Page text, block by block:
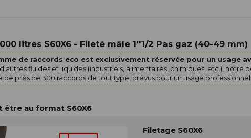
litres S60X6 - Fileté mâle 1''1/2 Pas gaz (40-49 mm)
de raccords eco est exclusivement réservée pour un usage
fluides et liquides (industriels, alimentaires, chimiques, etc.), notre
près de 300 raccords de tout type, prévus pour un usage professionnel.
être au format S60X6
Filetage S60X6